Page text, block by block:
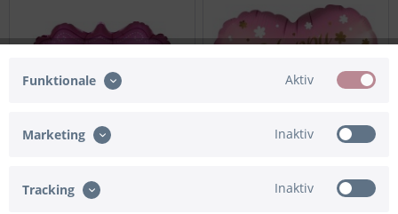
Großer Folienballon "Happy
Mother's Day"
Großer Herz Folienballon
Funktionale Aktiv
Marketing Inaktiv
Tracking Inaktiv